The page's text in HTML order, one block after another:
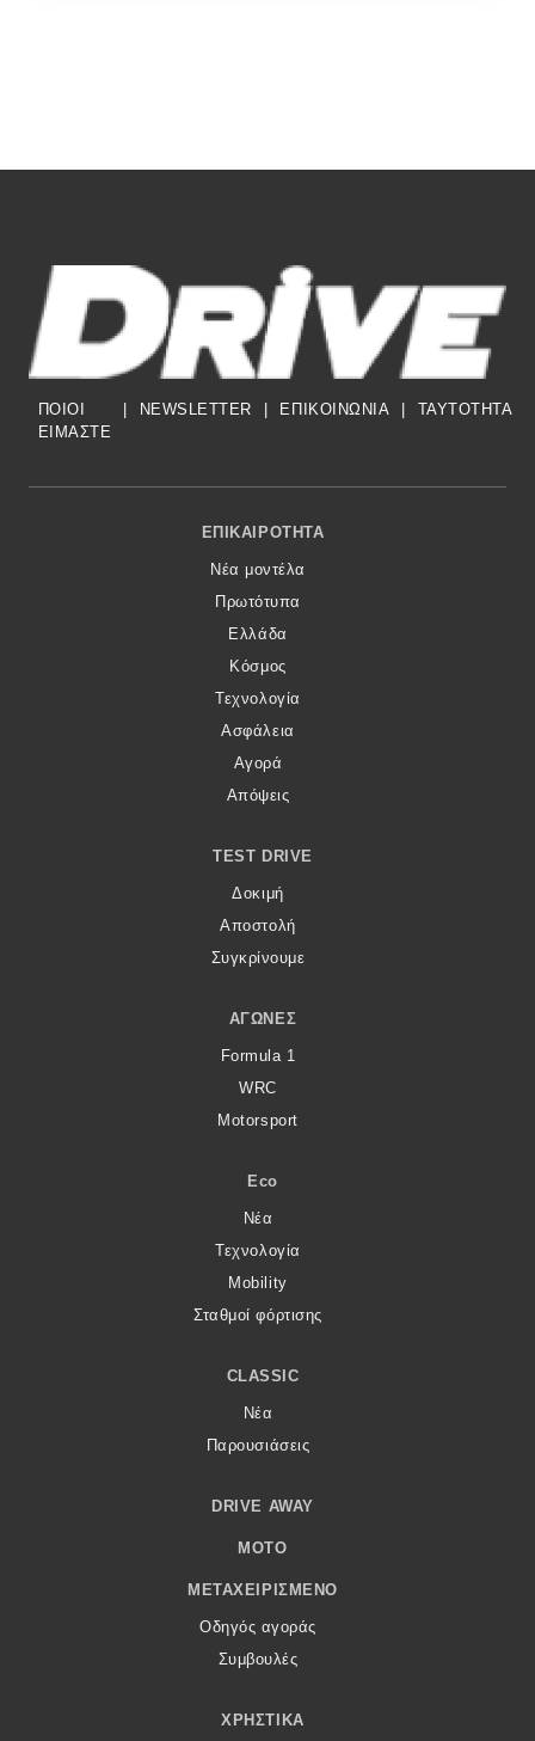
ΠΟΙΟΙ
ΕΙΜΑΣΤΕ
NEWSLETTER ΕΠΙΚΟΙΝΩΝΙΑ TAYTOTHTA
Footer Menu
ΕΠΙΚΑΙΡΌΤΗΤΑ
Νέα μοντέλα
Πρωτότυπα
Ελλάδα
Κόσμος
Τεχνολογία
Ασφάλεια
Αγορά
Απόψεις
TEST DRIVE
Δοκιμή
Αποστολή
Συγκρίνουμε
ΑΓΏΝΕΣ
Formula 1
WRC
Motorsport
Eco
Νέα
Τεχνολογία
Mobility
Σταθμοί φόρτισης
CLASSIC
Νέα
Παρουσιάσεις
DRIVE AWAY
MOTO
ΜΕΤΑΧΕΙΡΙΣΜΈΝΟ
Οδηγός αγοράς
Συμβουλές
ΧΡΗΣΤΙΚΆ